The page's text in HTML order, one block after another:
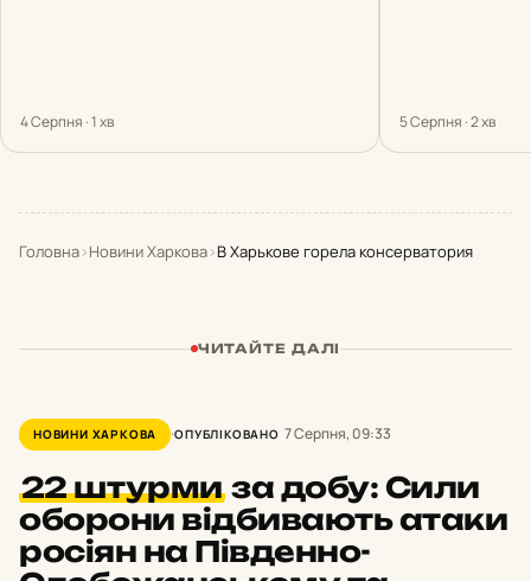
4 Серпня · 1 хв 5 Серпня · 2 хв
Головна›Новини Харкова›В Харькове горела консерватория
ЧИТАЙТЕ ДАЛІ
НОВИНИ ХАРКОВА ОПУБЛІКОВАНО 7 Серпня, 09:33
22 штурмиза добу: Сили
оборони відбивають атаки
росіян на Південно-